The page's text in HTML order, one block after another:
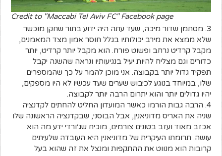
Credit to "Maccabi Tel Aviv FC" Facebook page
3. מסתמן שדור מיכה, שעד עתה היה ידוע בתור שחקן מוכשר
שלא ממצא את מירב יכולותיו בגלל חוסר אמון מצד המאמנים,
מקבל קרדיט נרחב ופשוט פורח. הוא מקבל יותר קרדיט, יותר
כדורים וגם מצליח להיות יעיל בנגיעותיו ונראה שהשנה יקבל
תפקיד גדול יותר בקבוצה. אני מוכן להמר על כך שהמספרים
שלו, במיוחד בנוגע לכיבוש שערים שעד עכשיו לא היו מספקים,
יהיו גדולים יותר והוא יתרום הרבה יותר לקבוצה.
4. הרבה גבות הורמו כאשר המועדון החליט להחתים לקדנציה
שניה את האריס מדוניאנין, אבל הבוסני, שבקדנציה הראשונה שלו
אכזב מאוד ועזב בטונים צורמים, מוכיח שג׳ורדי ידע מה הוא
עושה. תרומתו העיקרית של מדוניאנין היא העובדה שלעיתים
קרובות הוא מנווט את ההתקפות ומנצל את זה שהוא בעל